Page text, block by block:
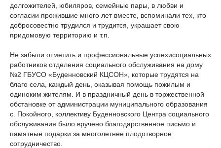
долгожителей, юбиляров, семейные пары, в любви и
согласии прожившие много лет вместе, вспоминали тех, кто
добросовестно трудился и трудится, украшает свою
придомовую территорию и т.п.
Не забыли отметить и профессиональные успехисоциальных
работников отделения социального обслуживания на дому
№2 ГБУСО «Буденновский КЦСОН», которые трудятся на
благо села, каждый день, оказывая помощь пожилым и
одиноким жителям. И в праздничный день в торжественной
обстановке от администрации муниципального образования
с. Покойного, коллективу Буденновского Центра социального
обслуживания было вручено благодарственное письмо и
памятные подарки за многолетнее плодотворное
сотрудничество.